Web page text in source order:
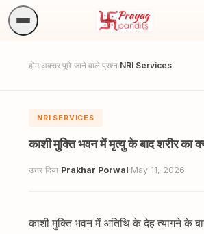
होम/अक्सर पूछे जाने वाले प्रश्न/NRI Services
NRI SERVICES
काशी मुक्ति भवन में मृत्यु के बाद शरीर का
उत्तर दिया Prakhar Porwal·May 11, 2026
काशी मुक्ति भवन में अतिथि के देह त्यागने के